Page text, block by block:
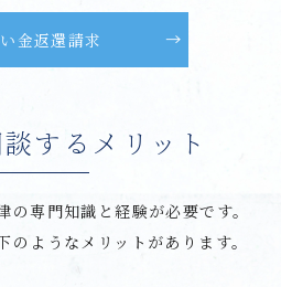
金返還請求
するメリット
専門知識と経験が必要です。
ようなメリットがあります。